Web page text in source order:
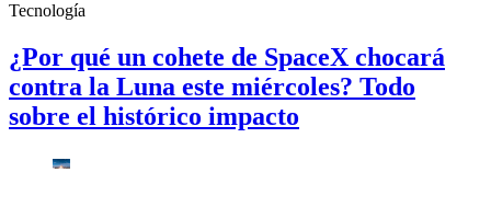
Tecnología
¿Por qué un cohete de SpaceX chocará
contra la Luna este miércoles? Todo
sobre el histórico impacto